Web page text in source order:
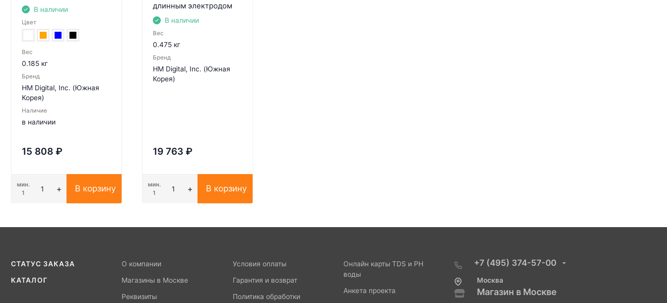
В наличии
Цвет
Вес
0.185 кг
Бренд
HM Digital, Inc. (Южная
Корея)
Наличие
в наличии
15 808 ₽
мин.
1
В корзину
длинным электродом
В наличии
Вес
0.475 кг
Бренд
HM Digital, Inc. (Южная
Корея)
19 763 ₽
мин.
1
В корзину
СТАТУС ЗАКАЗА
КАТАЛОГ
О компании
Магазины в Москве
Реквизиты
Условия оплаты
Гарантия и возврат
Политика обработки
Онлайн карты TDS и PH
воды
Анкета проекта
+7 (495) 374-57-00
Москва
Магазин в Москве